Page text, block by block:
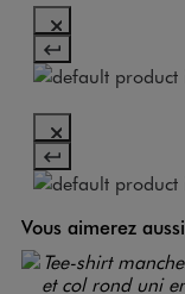
Vous aimerez aussi